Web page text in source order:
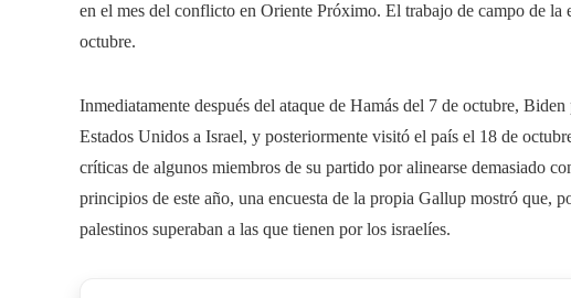
en el mes del conflicto en Oriente Próximo. El trabajo de campo de la
octubre.
Inmediatamente después del ataque de Hamás del 7 de octubre,
Estados Unidos a Israel, y posteriormente visitó el país el 18 de
críticas de algunos miembros de su partido por alinearse demasiado
principios de este año, una encuesta de la propia Gallup mostró que,
palestinos superaban a las que tienen por los israelíes.